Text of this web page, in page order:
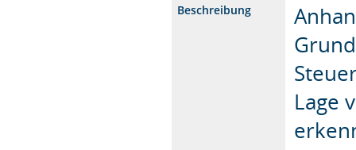
Beschreibung
Lage